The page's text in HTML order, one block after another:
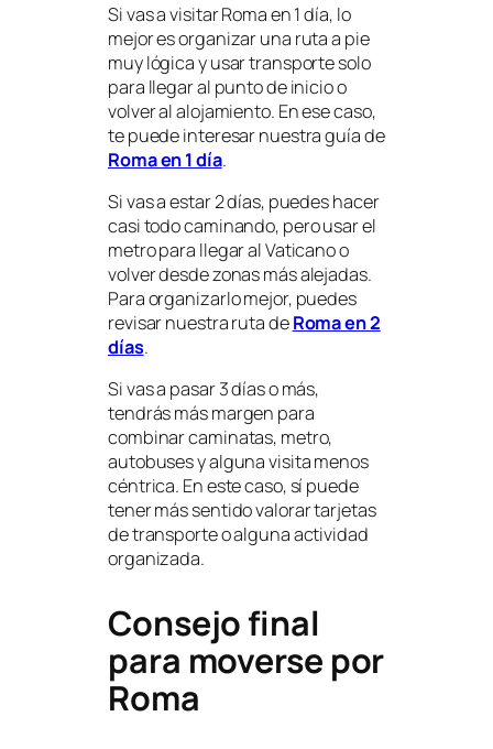
Si vas a visitar Roma en 1 día, lo
mejor es organizar una ruta a pie
muy lógica y usar transporte solo
para llegar al punto de inicio o
volver al alojamiento. En ese caso,
te puede interesar nuestra guía de
Roma en 1 día.
Si vas a estar 2 días, puedes hacer
casi todo caminando, pero usar el
metro para llegar al Vaticano o
volver desde zonas más alejadas.
Para organizarlo mejor, puedes
revisar nuestra ruta deRoma en 2
días.
Si vas a pasar 3 días o más,
tendrás más margen para
combinar caminatas, metro,
autobuses y alguna visita menos
céntrica. En este caso, sí puede
tener más sentido valorar tarjetas
de transporte o alguna actividad
organizada.
Consejo final
para moverse por
Roma